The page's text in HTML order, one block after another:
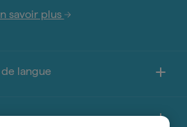
savoir plus
langue